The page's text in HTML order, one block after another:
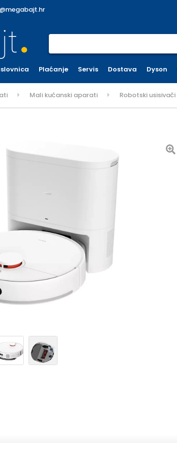
Plaćanje Servis Dostava Dyson
Mali kućanski aparati Robotski usisivači